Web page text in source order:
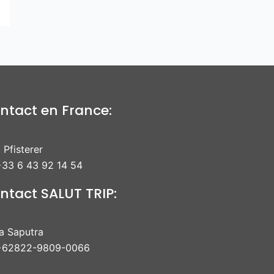
en France:
Pfisterer
6 43 92 14 54
SALUT TRIP:
Saputra
9809-0066